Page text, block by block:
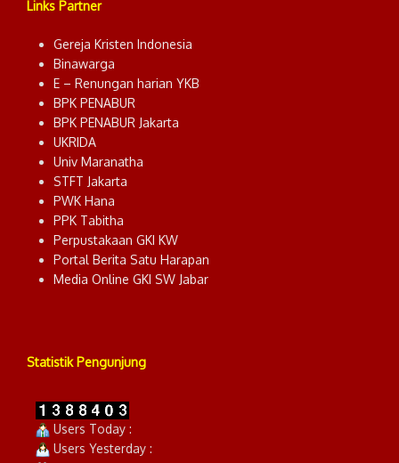
Links Partner
Gereja Kristen Indonesia
Binawarga
E – Renungan harian YKB
BPK PENABUR
BPK PENABUR Jakarta
UKRIDA
Univ Maranatha
STFT Jakarta
PWK Hana
PPK Tabitha
Perpustakaan GKI KW
Portal Berita Satu Harapan
Media Online GKI SW Jabar
Statistik Pengunjung
Users Today :
Users Yesterday :